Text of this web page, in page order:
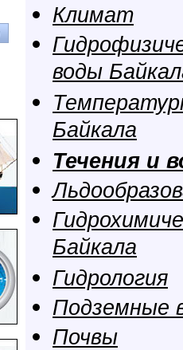
Климат
воды
Байкала
Течения и
Байкала
Гидрология
Подземные
Почвы